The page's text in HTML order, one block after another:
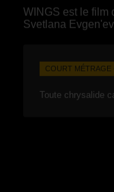
WINGS est le film
Svetlana
COURT MÉTRAGE
Toute chrysalide